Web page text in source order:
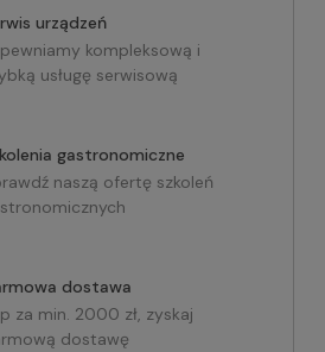
urządzeń
kompleksową i
usługę serwisową
gastronomiczne
naszą ofertę szkoleń
dostawa
za min. 2000 zł, zyskaj
dostawę